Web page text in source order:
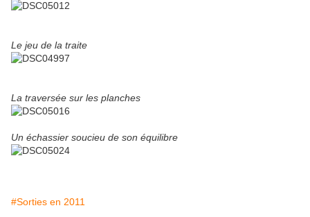
Le jeu de la traite
La traversée sur les planches
Un échassier soucieu de son équilibre
#Sorties en 2011